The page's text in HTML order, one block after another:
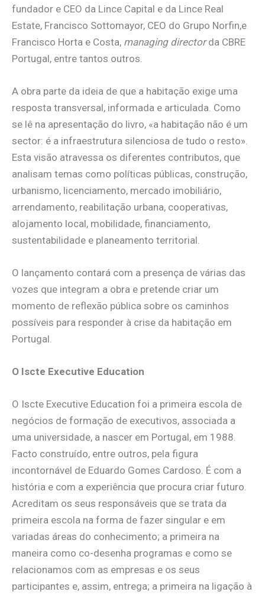
fundador e CEO da Lince Capital e da Lince Real
Estate, Francisco Sottomayor, CEO do Grupo Norfin,e
Francisco Horta e Costa, managing directorda CBRE
Portugal, entre tantos outros.
A obra parte da ideia de que a habitação exige uma
resposta transversal, informada e articulada. Como
se lê na apresentação do livro, «a habitação não é um
sector: é a infraestrutura silenciosa de tudo o resto».
Esta visão atravessa os diferentes contributos, que
analisam temas como políticas públicas, construção,
urbanismo, licenciamento, mercado imobiliário,
arrendamento, reabilitação urbana, cooperativas,
alojamento local, mobilidade, financiamento,
sustentabilidade e planeamento territorial.
O lançamento contará com a presença de várias das
vozes que integram a obra e pretende criar um
momento de reflexão pública sobre os caminhos
possíveis para responder à crise da habitação em
Portugal.
O Iscte Executive Education
O Iscte Executive Education foi a primeira escola de
negócios de formação de executivos, associada a
uma universidade, a nascer em Portugal, em 1988.
Facto construído, entre outros, pela figura
incontornável de Eduardo Gomes Cardoso. É com a
história e com a experiência que procura criar futuro.
Acreditam os seus responsáveis que se trata da
primeira escola na forma de fazer singular e em
variadas áreas do conhecimento; a primeira na
maneira como co-desenha programas e como se
relacionamos com as empresas e os seus
participantes e, assim, entrega; a primeira na ligação à